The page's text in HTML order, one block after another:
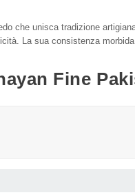
che unisca tradizione
La sua consistenza
Fine